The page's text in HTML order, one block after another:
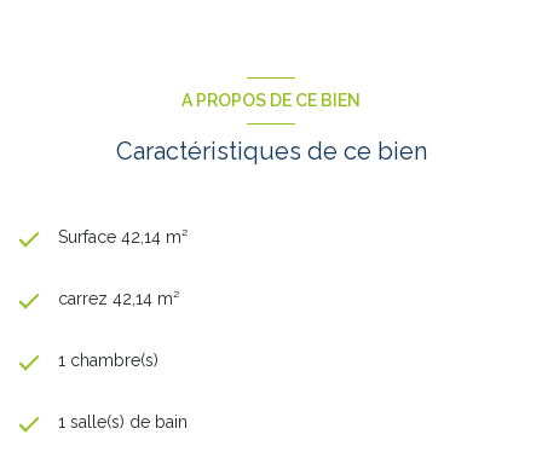
A PROPOS DE CE BIEN
Caractéristiques de ce bien
Surface 42,14 m²
carrez 42,14 m²
1 chambre(s)
1 salle(s) de bain